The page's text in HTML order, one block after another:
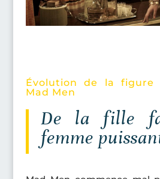
Évolution de la figure
Mad Men
De la fille
femme